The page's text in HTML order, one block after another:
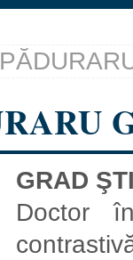
GRAD
Doctor